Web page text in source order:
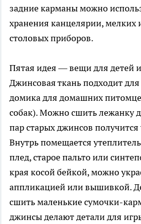
задние карманы можно
хранения канцелярии, мелких
столовых приборов.
Пятая идея — вещи для детей
Джинсовая ткань подходит
домика для домашних
собак). Можно сшить лежанку
пар старых джинсов
Внутрь помещается
плед, старое пальто или
края косой бейкой, можно
аппликацией или вышивкой.
сшить маленькие сумочки-
джинсы делают детали для